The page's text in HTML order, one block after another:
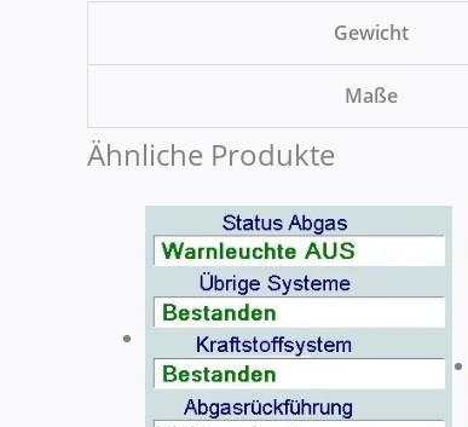
Gewicht
Maße
Ähnliche Produkte